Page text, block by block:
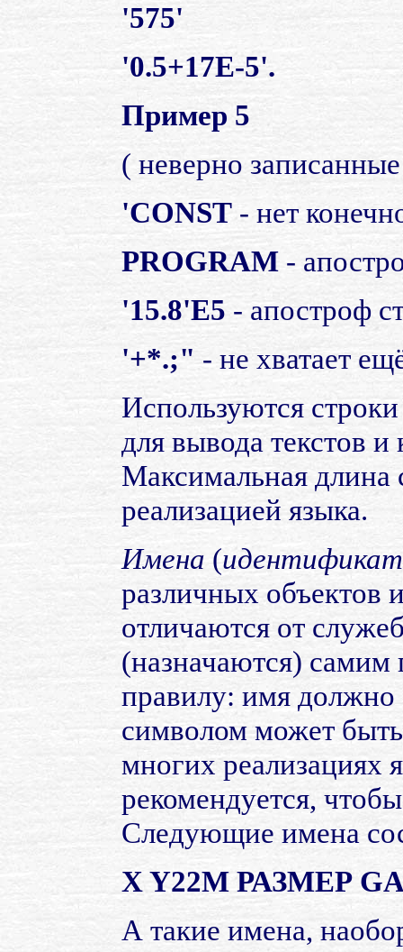
'575'
'0.5+17E-5'.
Пример 5
( неверно
'CONST - нет
PROGRAM -
'15.8'E5 - апостроф
'+*.;" - не хватает
Используются
для вывода текстов
Максимальная длина
реализацией языка.
Имена (
различных объектов
отличаются от
(назначаются)
правилу: имя должно
символом может
многих реализациях
рекомендуется,
Следующие имена
X Y22M РАЗМЕР
А такие имена,